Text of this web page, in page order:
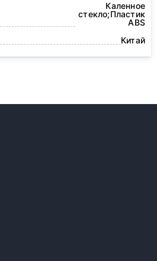
Каленное
стекло;Пластик
ABS
Китай